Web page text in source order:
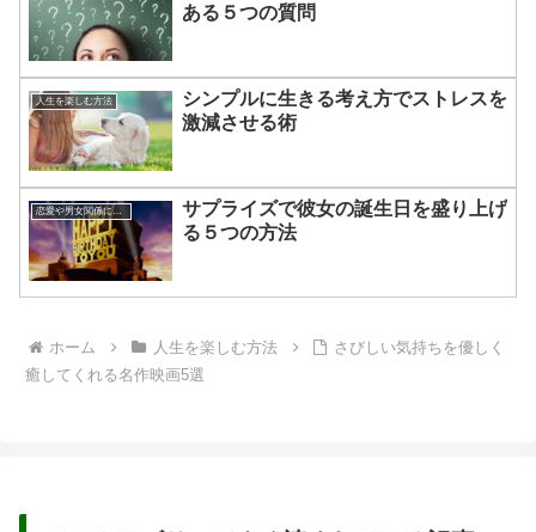
ある５つの質問
人生を楽しむ方法
シンプルに生きる考え方でストレスを
激減させる術
恋愛や男女関係についてのあれこれ
サプライズで彼女の誕生日を盛り上げ
る５つの方法
ホーム 人生を楽しむ方法
さびしい気持ちを優しく
癒してくれる名作映画5選